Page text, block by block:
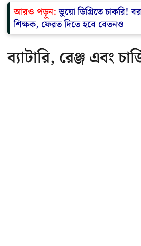
আরও পড়ুন:ভুয়ো ডিগ্রিতে চাকরি!
শিক্ষক, ফেরত দিতে হবে বেতনও
ব্যাটারি, রেঞ্জ এবং